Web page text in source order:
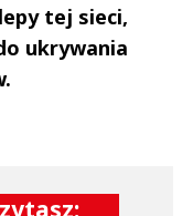
tej sieci,
ukrywania